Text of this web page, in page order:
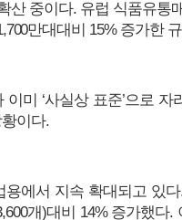
산 중이다. 유럽 식품유통
만대대비 15% 증가한
미 ‘사실상 표준’으로
이다.
용에서 지속 확대되고 있
개)대비 14% 증가했